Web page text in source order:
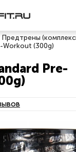
Предтрены
Workout (300g)
Pre-